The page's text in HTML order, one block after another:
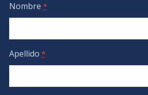
Nombre *
Apellido *